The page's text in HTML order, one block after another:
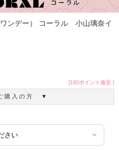
ンデー） コーラル 小山璃奈イ
[192ポイント進呈 ]
購入の方 ▼